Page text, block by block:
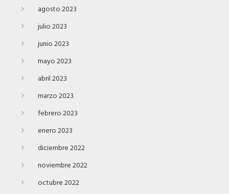
agosto 2023
julio 2023
junio 2023
mayo 2023
abril 2023
marzo 2023
febrero 2023
enero 2023
diciembre 2022
noviembre 2022
octubre 2022